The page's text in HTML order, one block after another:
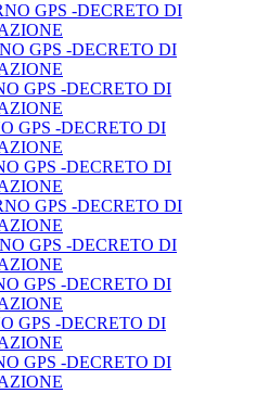
GPS -DECRETO DI
GPS -DECRETO DI
GPS -DECRETO DI
GPS -DECRETO DI
GPS -DECRETO DI
GPS -DECRETO DI
GPS -DECRETO DI
GPS -DECRETO DI
GPS -DECRETO DI
GPS -DECRETO DI